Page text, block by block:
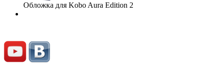
Обложка для Kobo Aura Edition 2